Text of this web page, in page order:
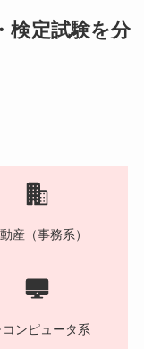
検定試験を分
産（事務系）
コンピュータ系